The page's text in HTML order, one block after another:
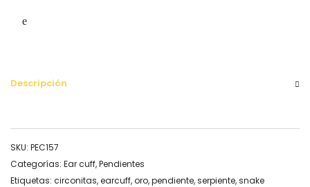
Descripción
SKU: PEC157
Categorías: Ear cuff,Pendientes
Etiquetas: circonitas,earcuff,oro,pendiente,serpiente,snake